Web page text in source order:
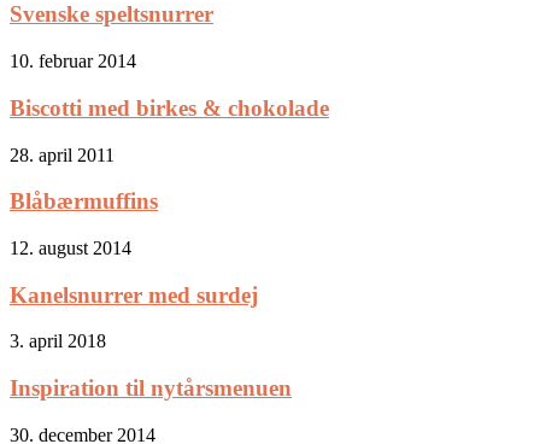
Svenske speltsnurrer
10. februar 2014
Biscotti med birkes & chokolade
28. april 2011
Blåbærmuffins
12. august 2014
Kanelsnurrer med surdej
3. april 2018
Inspiration til nytårsmenuen
30. december 2014